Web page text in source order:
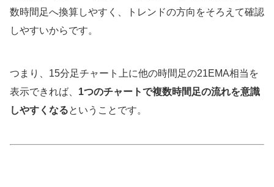
数時間足へ換算しやすく、トレンドの方向をそろえて確認
しやすいからです。
つまり、15分足チャート上に他の時間足の21EMA相当を
表示できれば、 1つのチャートで複数時間足の流れを意識
しやすくなるということです。